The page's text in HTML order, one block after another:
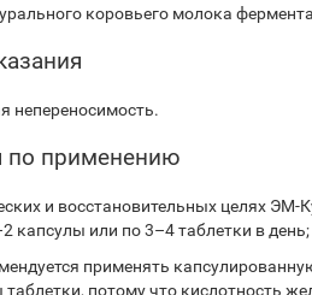
коровьего молока
непереносимость.
по применению
и восстановительных целях
капсулы или по 3–4 таблетки в
применять
потому что кислотность